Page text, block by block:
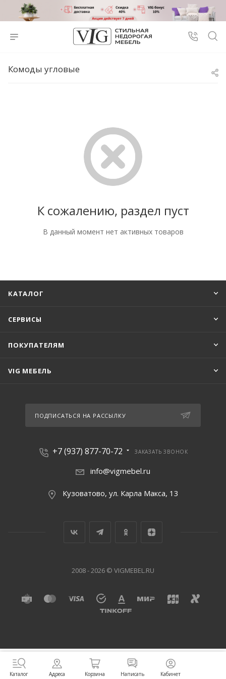
Комоды угловые
К сожалению, раздел пуст
В данный момент нет активных товаров
КАТАЛОГ
СЕРВИСЫ
ПОКУПАТЕЛЯМ
VIG МЕБЕЛЬ
ПОДПИСАТЬСЯ НА РАССЫЛКУ
+7 (937) 877-70-72 ЗАКАЗАТЬ ЗВОНОК
info@vigmebel.ru
Кузоватово, ул. Карла Макса, 13
2008 - 2026 © VIGMEBEL.RU
Каталог Адреса Корзина Написать Кабинет